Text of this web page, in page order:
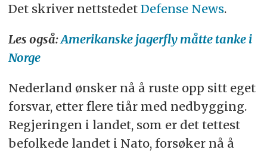
Det skriver nettstedet Defense News.
Les også:Amerikanske jagerfly måtte tanke i
Norge
Nederland ønsker nå å ruste opp sitt eget
forsvar, etter flere tiår med nedbygging.
Regjeringen i landet, som er det tettest
befolkede landet i Nato, forsøker nå å